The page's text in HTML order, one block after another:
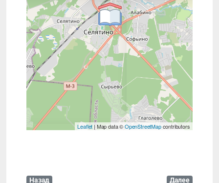
Leaflet| Map data ©OpenStreetMapcontributors
Назад Далее